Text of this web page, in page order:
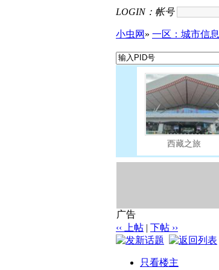
LOGIN： 帐号
小虫网 » 一区：城市信息
广告
‹‹ 上帖 | 下帖 ››
只看楼主